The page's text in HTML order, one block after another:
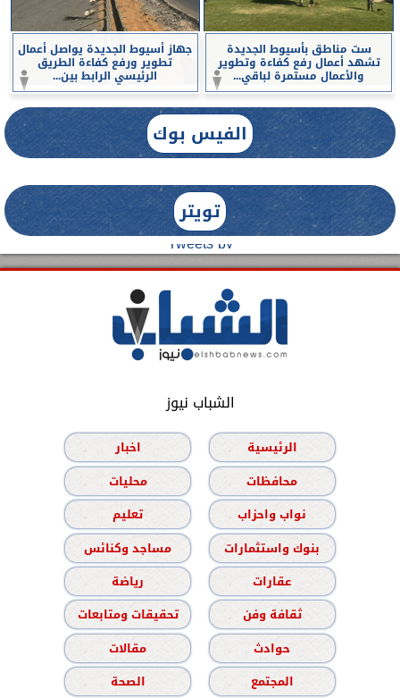
ست مناطق بأسيوط الجديدة
تشهد أعمال رفع كفاءة وتطوير
والأعمال مستمرة لباقي...
جهاز أسيوط الجديدة يواصل أعمال
تطوير ورفع كفاءة الطريق
الرئيسي الرابط بين...
الفيس بوك
تويتر
Tweets by
الشباب نيوز
الرئيسية
اخبار
محافظات
محليات
نواب واحزاب
تعليم
بنوك واستثمارات
مساجد وكنائس
عقارات
رياضة
ثقافة وفن
تحقيقات ومتابعات
حوادث
مقالات
المجتمع
الصحة